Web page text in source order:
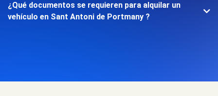
¿Qué documentos se requieren para alquilar un
vehículo en Sant Antoni de Portmany ?